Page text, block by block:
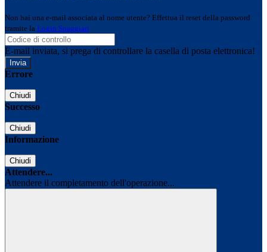
Non hai una e-mail associata al nome utente? Effettua il reset della password
tramite la Login Spaggiari
E-mail inviata, si prega di controllare la casella di posta elettronica!
Errore
Chiudi
Successo
Chiudi
Informazione
Chiudi
Attendere...
Attendere il completamento dell'operazione...